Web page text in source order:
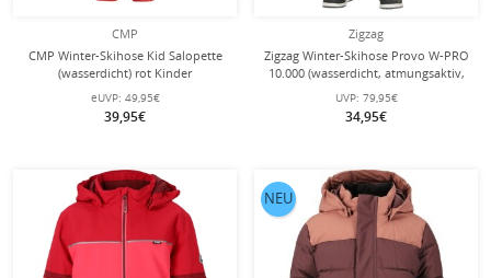
CMP
CMP Winter-Skihose Kid Salopette
(wasserdicht) rot Kinder
eUVP: 49,95€
39,95€
Zigzag
Zigzag Winter-Skihose Provo W-PRO
10.000 (wasserdicht, atmungsaktiv,
Schneefang) Navy Blazer dunkelblau
Kinder
UVP: 79,95€
34,95€
NEU